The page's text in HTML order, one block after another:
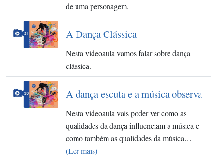
de uma personagem.
A Dança Clássica
Nesta videoaula vamos falar sobre dança
clássica.
A dança escuta e a música observa
Nesta videoaula vais poder ver como as
qualidades da dança influenciam a música e
como também as qualidades da música…
(Ler mais)